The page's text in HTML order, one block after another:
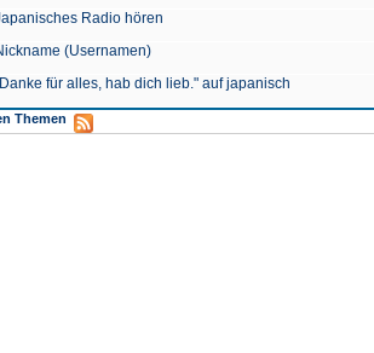
Radio hören
(Usernamen)
für alles, hab dich lieb." auf japanisch
Themen